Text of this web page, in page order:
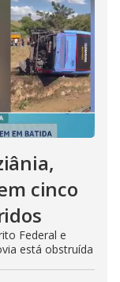
cinco
Federal e
está obstruída